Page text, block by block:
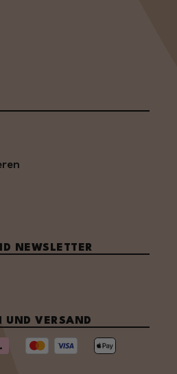
NEWSLETTER
UND VERSAND